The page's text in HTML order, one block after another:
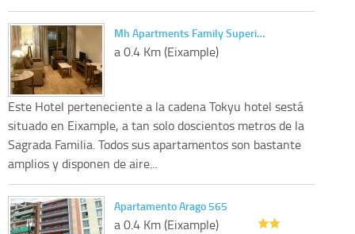
Mh Apartments Family Superi…
a 0.4 Km (Eixample)
Este Hotel perteneciente a la cadena Tokyu hotel sestá
situado en Eixample, a tan solo doscientos metros de la
Sagrada Familia. Todos sus apartamentos son bastante
amplios y disponen de aire...
Apartamento Arago 565
a 0.4 Km (Eixample)